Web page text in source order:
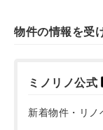
物件の情報を受
ミノリノ公式
新着物件・リノ